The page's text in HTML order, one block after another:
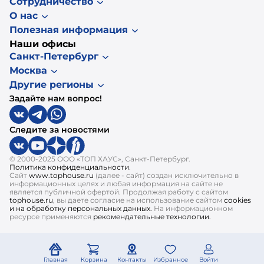
О нас
Полезная информация
Наши офисы
Санкт-Петербург
Москва
Другие регионы
Задайте нам вопрос!
Следите за новостями
© 2000-2025 ООО «ТОП ХАУС», Санкт-Петербург.
Политика конфиденциальности.
Сайт www.tophouse.ru (далее - сайт) создан исключительно в
информационных целях и любая информация на сайте не
является публичной офертой. Продолжая работу с сайтом
tophouse.ru, вы даете согласие на использование сайтом cookies
и на обработку персональных данных. На информационном
ресурсе применяются рекомендательные технологии.
Главная Корзина Контакты Избранное Войти